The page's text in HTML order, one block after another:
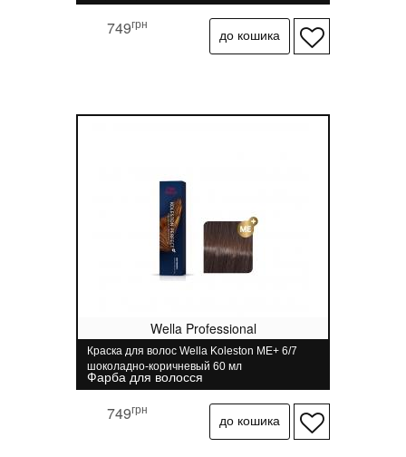
749грн
Wella Professional
Краска для волос Wella Koleston ME+ 6/7
шоколадно-коричневый 60 мл
Фарба для волосся
749грн